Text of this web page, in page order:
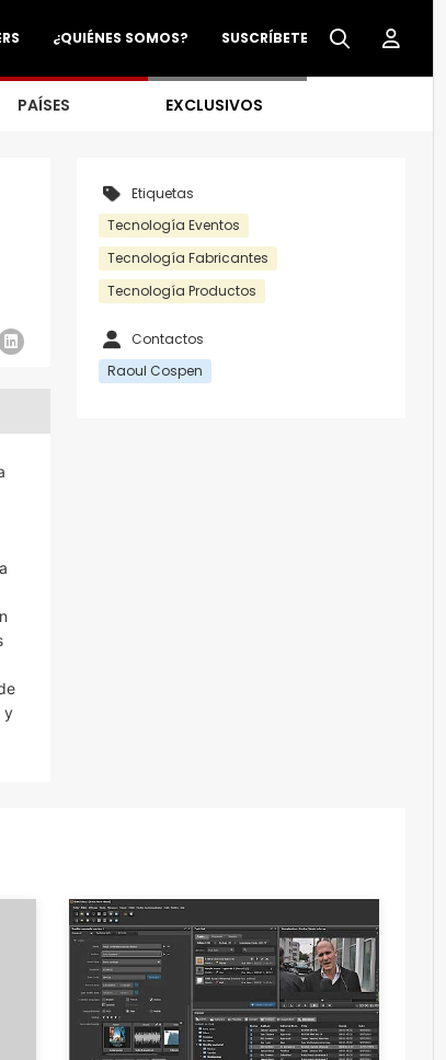
SUSCRÍBETE
¿QUIÉNES SOMOS?
PAÍSES EXCLUSIVOS
y
Etiquetas
Tecnología Eventos
Tecnología Fabricantes
Tecnología Productos
Contactos
Raoul Cospen